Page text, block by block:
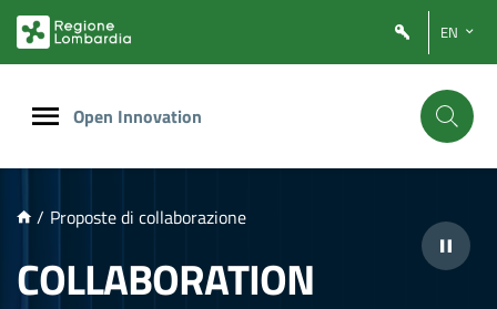
PRINCIPALE
EN
Open Innovation
/ Proposte di collaborazione
COLLABORATION